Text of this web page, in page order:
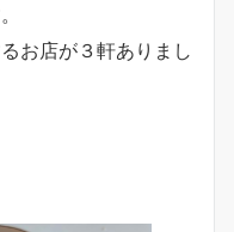
お店が３軒ありまし